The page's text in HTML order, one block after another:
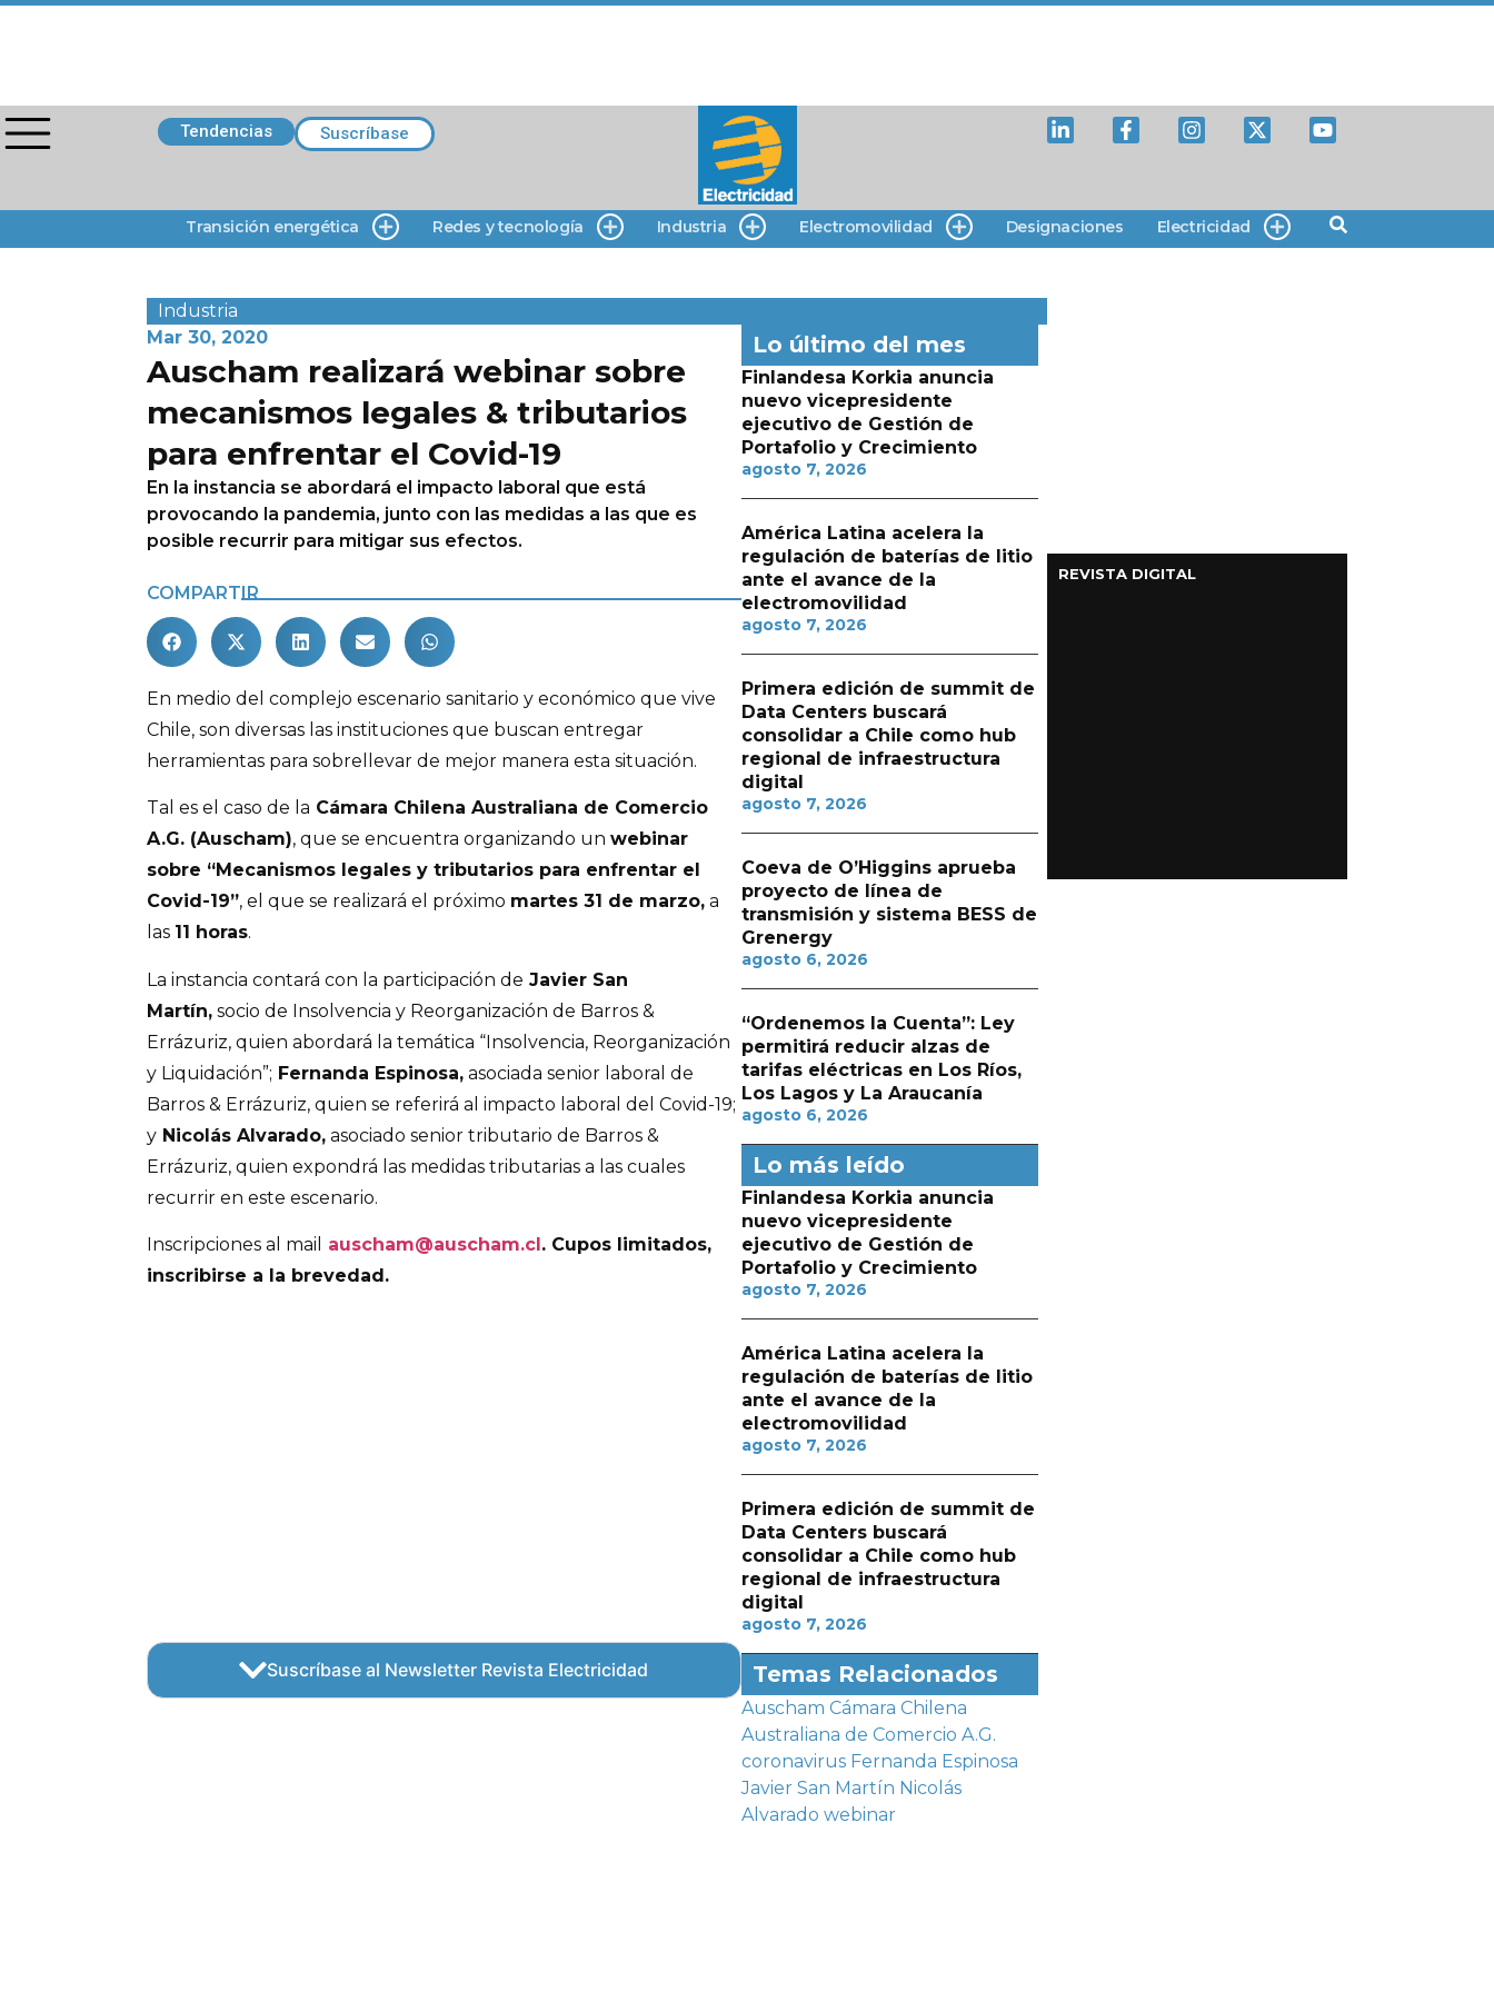
Tendencias Suscríbase
Transición energética Redes y tecnología Industria Electromovilidad Designaciones Electricidad
Industria
Mar 30, 2020
Auscham realizará webinar sobre
mecanismos legales & tributarios
para enfrentar el Covid-19
En la instancia se abordará el impacto laboral que está
provocando la pandemia, junto con las medidas a las que es
posible recurrir para mitigar sus efectos.
COMPARTIR
En medio del complejo escenario sanitario y económico que vive
Chile, son diversas las instituciones que buscan entregar
herramientas para sobrellevar de mejor manera esta situación.
Tal es el caso de la Cámara Chilena Australiana de Comercio
A.G. (Auscham), que se encuentra organizando un webinar
sobre “Mecanismos legales y tributarios para enfrentar el
Covid-19”, el que se realizará el próximo martes 31 de marzo, a
las 11 horas.
La instancia contará con la participación de Javier San
Martín, socio de Insolvencia y Reorganización de Barros &
Errázuriz, quien abordará la temática “Insolvencia, Reorganización
y Liquidación”; Fernanda Espinosa, asociada senior laboral de
Barros & Errázuriz, quien se referirá al impacto laboral del Covid-19;
y Nicolás Alvarado, asociado senior tributario de Barros &
Errázuriz, quien expondrá las medidas tributarias a las cuales
recurrir en este escenario.
Inscripciones al mail auscham@auscham.cl . Cupos limitados,
inscribirse a la brevedad.
Suscríbase al Newsletter Revista Electricidad
Lo último del mes
Finlandesa Korkia anuncia
nuevo vicepresidente
ejecutivo de Gestión de
Portafolio y Crecimiento
agosto 7, 2026
América Latina acelera la
regulación de baterías de litio
ante el avance de la
electromovilidad
agosto 7, 2026
Primera edición de summit de
Data Centers buscará
consolidar a Chile como hub
regional de infraestructura
digital
agosto 7, 2026
Coeva de O’Higgins aprueba
proyecto de línea de
transmisión y sistema BESS de
Grenergy
agosto 6, 2026
“Ordenemos la Cuenta”: Ley
permitirá reducir alzas de
tarifas eléctricas en Los Ríos,
Los Lagos y La Araucanía
agosto 6, 2026
Lo más leído
Finlandesa Korkia anuncia
nuevo vicepresidente
ejecutivo de Gestión de
Portafolio y Crecimiento
agosto 7, 2026
América Latina acelera la
regulación de baterías de litio
ante el avance de la
electromovilidad
agosto 7, 2026
Primera edición de summit de
Data Centers buscará
consolidar a Chile como hub
regional de infraestructura
digital
agosto 7, 2026
Temas Relacionados
Auscham Cámara Chilena
Australiana de Comercio A.G.
coronavirus Fernanda Espinosa
Javier San Martín Nicolás
Alvarado webinar
REVISTA DIGITAL